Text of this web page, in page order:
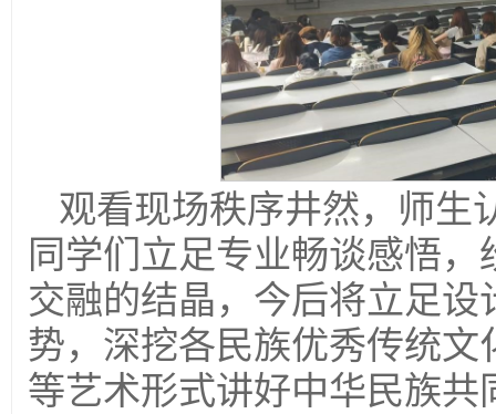
观看现场秩序井然，师生
同学们立足专业畅谈感悟
交融的结晶，今后将立足
势，深挖各民族优秀传统
等艺术形式讲好中华民族